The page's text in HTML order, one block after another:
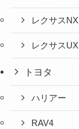
レクサスNX
レクサスUX
トヨタ
ハリアー
RAV4